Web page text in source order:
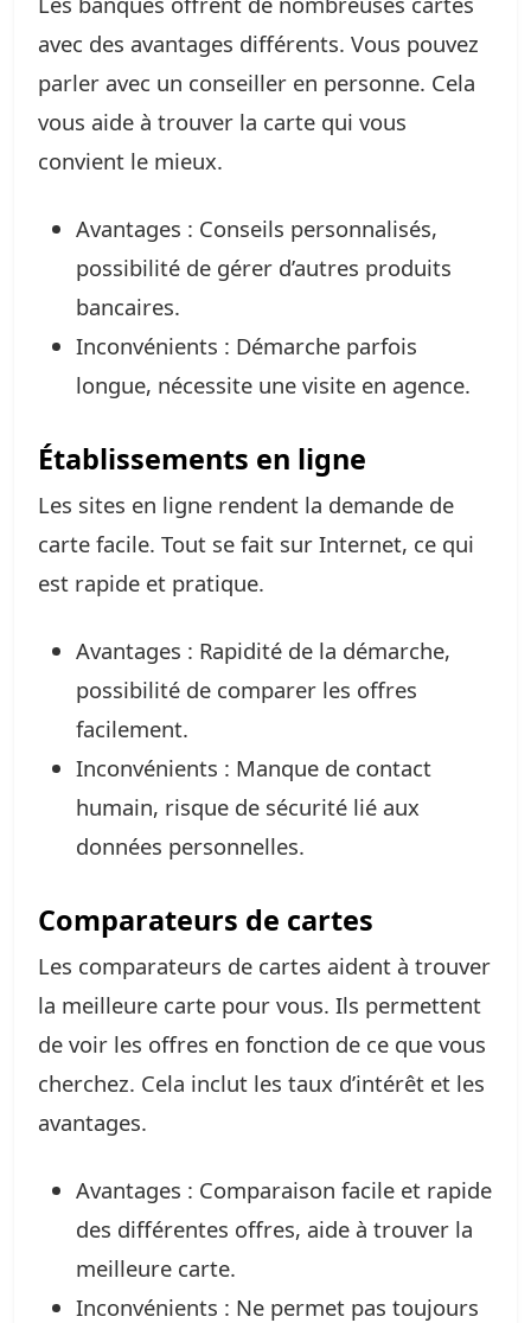
avec des avantages différents. Vous pouvez
parler avec un conseiller en personne. Cela
vous aide à trouver la carte qui vous
convient le mieux.
Avantages : Conseils personnalisés,
possibilité de gérer d’autres produits
bancaires.
Inconvénients : Démarche parfois
longue, nécessite une visite en agence.
Établissements en ligne
Les sites en ligne rendent la demande de
carte facile. Tout se fait sur Internet, ce qui
est rapide et pratique.
Avantages : Rapidité de la démarche,
possibilité de comparer les offres
facilement.
Inconvénients : Manque de contact
humain, risque de sécurité lié aux
données personnelles.
Comparateurs de cartes
Les comparateurs de cartes aident à trouver
la meilleure carte pour vous. Ils permettent
de voir les offres en fonction de ce que vous
cherchez. Cela inclut les taux d’intérêt et les
avantages.
Avantages : Comparaison facile et rapide
des différentes offres, aide à trouver la
meilleure carte.
Inconvénients : Ne permet pas toujours